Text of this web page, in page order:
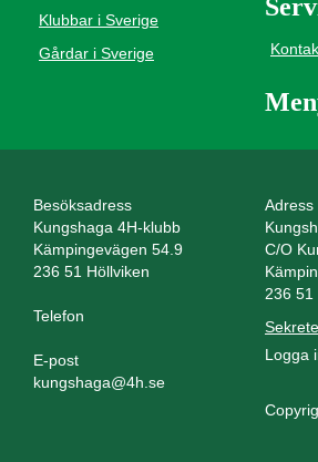
Klubbar i Sverige
Gårdar i Sverige
Besöksadress
Kungshaga 4H-klubb
Kämpingevägen 54.9
236 51 Höllviken
Adress
C/O
236 51
Telefon
E-post
kungshaga@4h.se
Logga